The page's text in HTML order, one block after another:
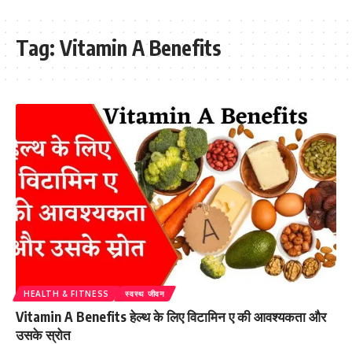
Tag: Vitamin A Benefits
HEALTH & FITNESS स्वस्थ जीवन
Vitamin A Benefits हेल्थ के लिए विटामिन ए की आवश्यकता और
उसके स्रोत